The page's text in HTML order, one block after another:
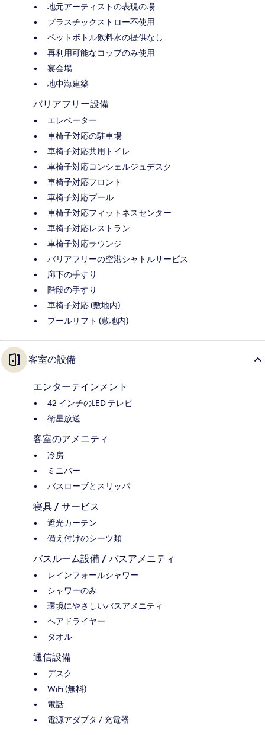
地元アーティストの表現の場
プラスチックストロー不使用
ペットボトル飲料水の提供なし
再利用可能なコップのみ使用
宴会場
地中海建築
バリアフリー設備
エレベーター
車椅子対応の駐車場
車椅子対応共用トイレ
車椅子対応コンシェルジュデスク
車椅子対応フロント
車椅子対応プール
車椅子対応フィットネスセンター
車椅子対応レストラン
車椅子対応ラウンジ
バリアフリーの空港シャトルサービス
廊下の手すり
階段の手すり
車椅子対応 (敷地内)
プールリフト (敷地内)
客室の設備
エンターテインメント
42 インチのLED テレビ
衛星放送
客室のアメニティ
冷房
ミニバー
バスローブとスリッパ
寝具 / サービス
遮光カーテン
備え付けのシーツ類
バスルーム設備 / バスアメニティ
レインフォールシャワー
シャワーのみ
環境にやさしいバスアメニティ
ヘアドライヤー
タオル
通信設備
デスク
WiFi (無料)
電話
電源アダプタ / 充電器